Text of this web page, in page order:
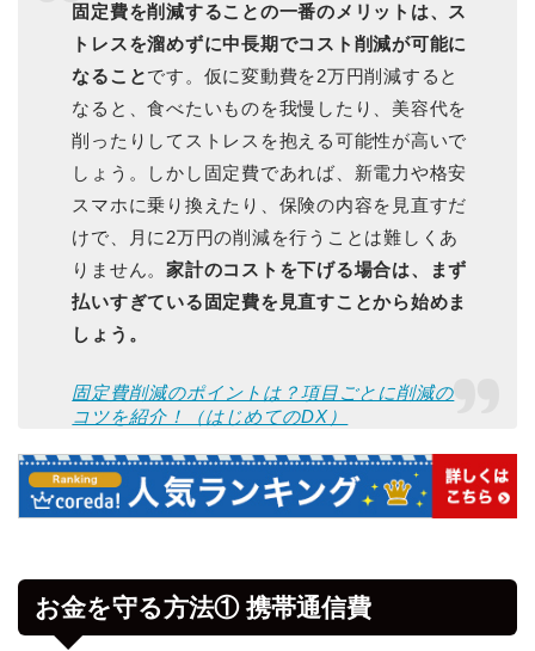
固定費を削減することの一番のメリットは、ス
トレスを溜めずに中長期でコスト削減が可能に
なることです。仮に変動費を2万円削減すると
なると、食べたいものを我慢したり、美容代を
削ったりしてストレスを抱える可能性が高いで
しょう。しかし固定費であれば、新電力や格安
スマホに乗り換えたり、保険の内容を見直すだ
けで、月に2万円の削減を行うことは難しくあ
りません。家計のコストを下げる場合は、まず
払いすぎている固定費を見直すことから始めま
しょう。
固定費削減のポイントは？項目ごとに削減の
コツを紹介！（はじめてのDX）
お金を守る方法① 携帯通信費